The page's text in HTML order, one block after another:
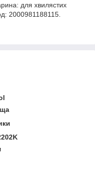
для хвилястих
2000981188115.